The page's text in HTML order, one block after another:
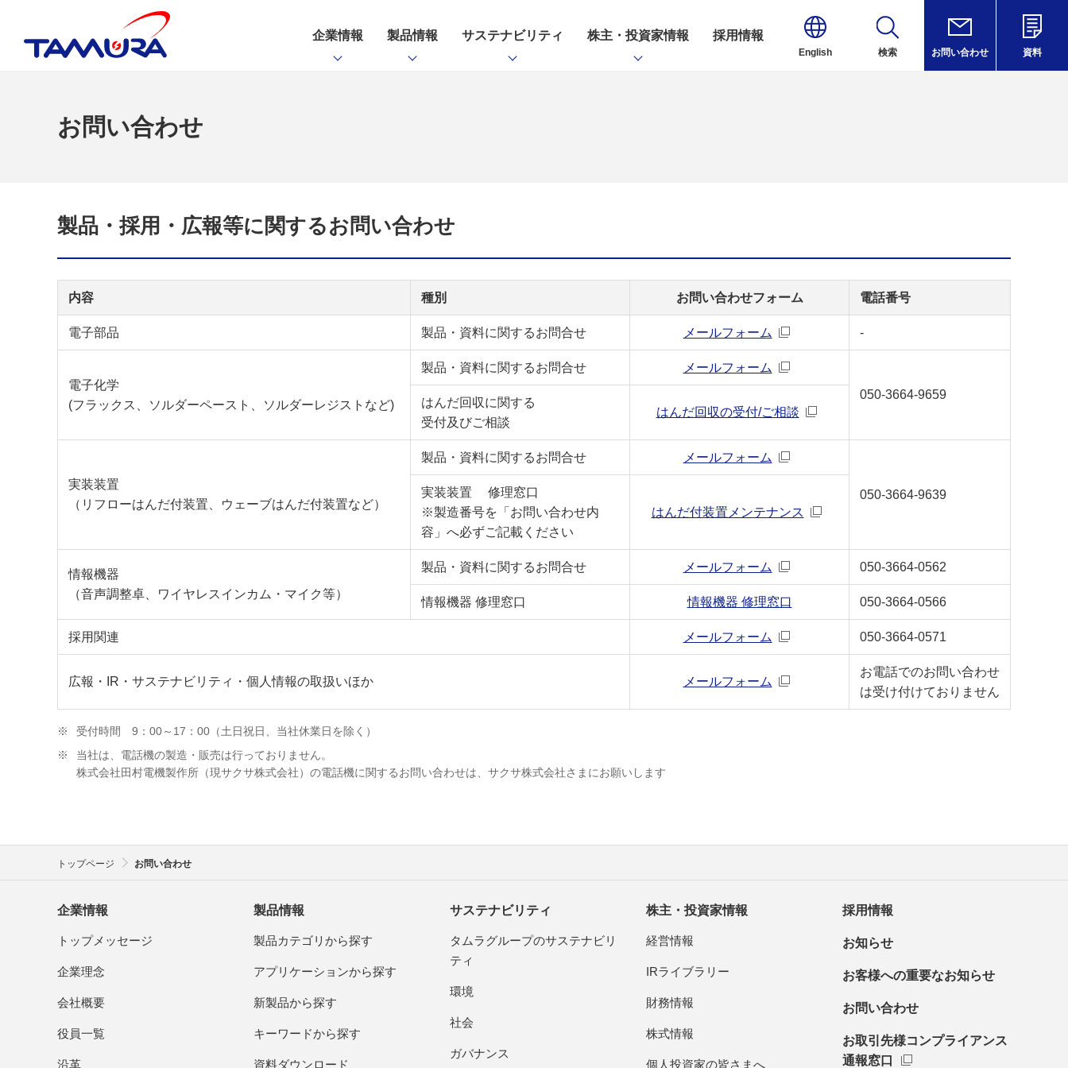
企業情報 製品情報 サステナビリティ 株主・投資家情報 採用情報
English 検索 お問い合わせ 資料
お問い合わせ
製品・採用・広報等に関するお問い合わせ
内容 種別 お問い合わせフォーム 電話番号
電子部品 製品・資料に関するお問合せ メールフォーム -
電子化学
(フラックス、ソルダーペースト、ソルダーレジストなど)
製品・資料に関するお問合せ
メールフォーム
050-3664-9659
はんだ回収に関する
受付及びご相談
はんだ回収の受付/ご相談
実装装置
（リフローはんだ付装置、ウェーブはんだ付装置など）
製品・資料に関するお問合せ メールフォーム
050-3664-9639
実装装置 修理窓口
※製造番号を「お問い合わせ内
容」へ必ずご記載ください
はんだ付装置メンテナンス
情報機器
（音声調整卓、ワイヤレスインカム・マイク等）
製品・資料に関するお問合せ メールフォーム 050-3664-0562
情報機器 修理窓口 情報機器 修理窓口 050-3664-0566
採用関連 メールフォーム 050-3664-0571
広報・IR・サステナビリティ・個人情報の取扱いほか メールフォーム
お電話でのお問い合わせ
は受け付けておりません
※
受付時間 9：00～17：00（土日祝日、当社休業日を除く）
※
当社は、電話機の製造・販売は行っておりません。
株式会社田村電機製作所（現サクサ株式会社）の電話機に関するお問い合わせは、サクサ株式会社さまにお願いします
トップページ お問い合わせ
企業情報
トップメッセージ
企業理念
会社概要
役員一覧
沿革
製品情報
製品カテゴリから探す
アプリケーションから探す
新製品から探す
キーワードから探す
資料ダウンロード
サステナビリティ
タムラグループのサステナビリ
ティ
環境
社会
ガバナンス
株主・投資家情報
経営情報
IRライブラリー
財務情報
株式情報
個人投資家の皆さまへ
採用情報
お知らせ
お客様への重要なお知らせ
お問い合わせ
お取引先様コンプライアンス
通報窓口